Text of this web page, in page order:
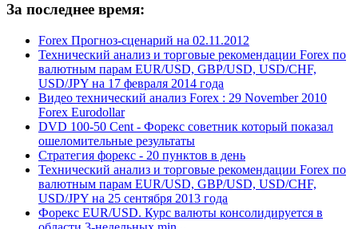
За последнее время:
Forex Прогноз-сценарий на 02.11.2012
Технический анализ и торговые рекомендации Forex по
валютным парам EUR/USD, GBP/USD, USD/CHF,
USD/JPY на 17 февраля 2014 года
Видео технический анализ Forex : 29 November 2010
Forex Eurodollar
DVD 100-50 Cent - Форекс советник который показал
ошеломительные результаты
Стратегия форекс - 20 пунктов в день
Технический анализ и торговые рекомендации Forex по
валютным парам EUR/USD, GBP/USD, USD/CHF,
USD/JPY на 25 сентября 2013 года
Форекс EUR/USD. Курс валюты консолидируется в